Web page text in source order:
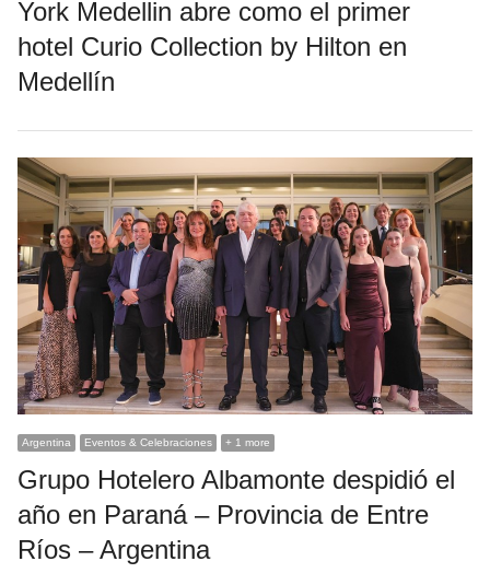
York Medellin abre como el primer
hotel Curio Collection by Hilton en
Medellín
Argentina Eventos & Celebraciones + 1 more
Grupo Hotelero Albamonte despidió el
año en Paraná – Provincia de Entre
Ríos – Argentina